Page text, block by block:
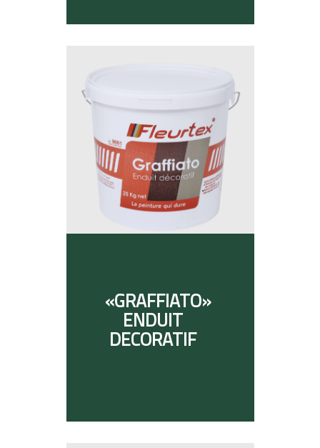
«GRAFFIATO»
ENDUIT
DECORATIF